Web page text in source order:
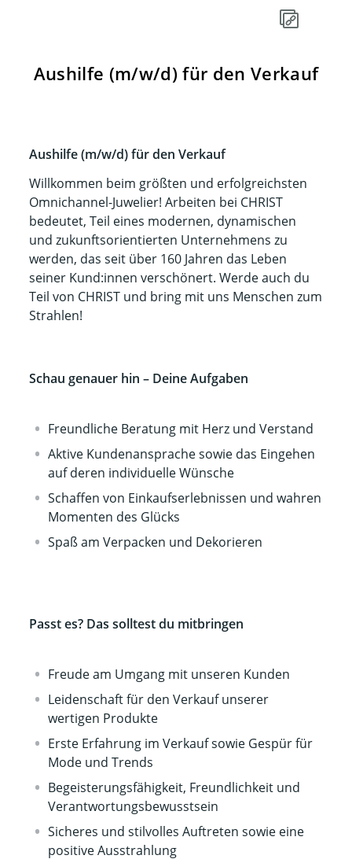
Aushilfe (m/w/d) für den Verkauf
Aushilfe (m/w/d) für den Verkauf
Willkommen beim größten und erfolgreichsten
Omnichannel-Juwelier! Arbeiten bei CHRIST
bedeutet, Teil eines modernen, dynamischen
und zukunftsorientierten Unternehmens zu
werden, das seit über 160 Jahren das Leben
seiner Kund:innen verschönert. Werde auch du
Teil von CHRIST und bring mit uns Menschen zum
Strahlen!​​
Schau genauer hin – Deine Aufgaben
Freundliche Beratung mit Herz und Verstand
Aktive Kundenansprache sowie das Eingehen
auf deren individuelle Wünsche
Schaffen von Einkaufserlebnissen und wahren
Momenten des Glücks
Spaß am Verpacken und Dekorieren
Passt es? Das solltest du mitbringen
Freude am Umgang mit unseren Kunden
Leidenschaft für den Verkauf unserer
wertigen Produkte
Erste Erfahrung im Verkauf sowie Gespür für
Mode und Trends
Begeisterungsfähigkeit, Freundlichkeit und
Verantwortungsbewusstsein
Sicheres und stilvolles Auftreten sowie eine
positive Ausstrahlung